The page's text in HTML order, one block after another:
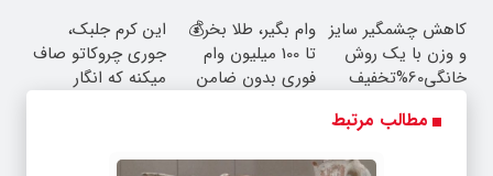
کاهش چشمگیر سایز
و وزن با یک روش
خانگی60%تخفیف
وام بگیر، طلا بخر💰
تا 100 میلیون وام
فوری بدون ضامن
این کرم جلبک،
جوری چروکاتو صاف
میکنه که انگار
مطالب مرتبط